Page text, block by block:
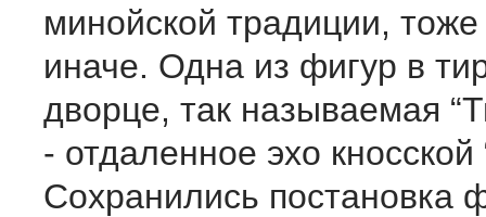
минойской традиции,
иначе. Одна из фигур в
дворце, так называемая
- отдаленное эхо
Сохранились постановка